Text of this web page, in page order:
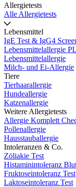
Allergietests
Alle Allergietests
Lebensmittel
IgE Test & IgG4
Lebensmittelallergie
Lebensmittelallergie
Milch- und Ei-Allergie
Tiere
Tierhaarallergie
Hundeallergie
Katzenallergie
Weitere Allergietests
Allergie Komplett
Pollenallergie
Hausstauballergie
Intoleranzen & Co.
Zöliakie Test
Histaminintoleranz
Fruktoseintoleranz Test
Laktoseintoleranz Test